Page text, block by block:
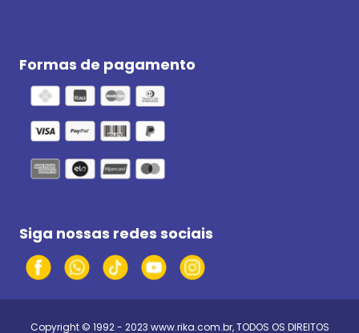
Formas de pagamento
Siga nossas redes sociais
Copyright © 1992 - 2023 www.rika.com.br, TODOS OS DIREITOS